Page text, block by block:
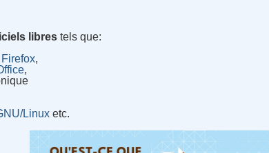
libres tels que:
,
,
Linux etc.